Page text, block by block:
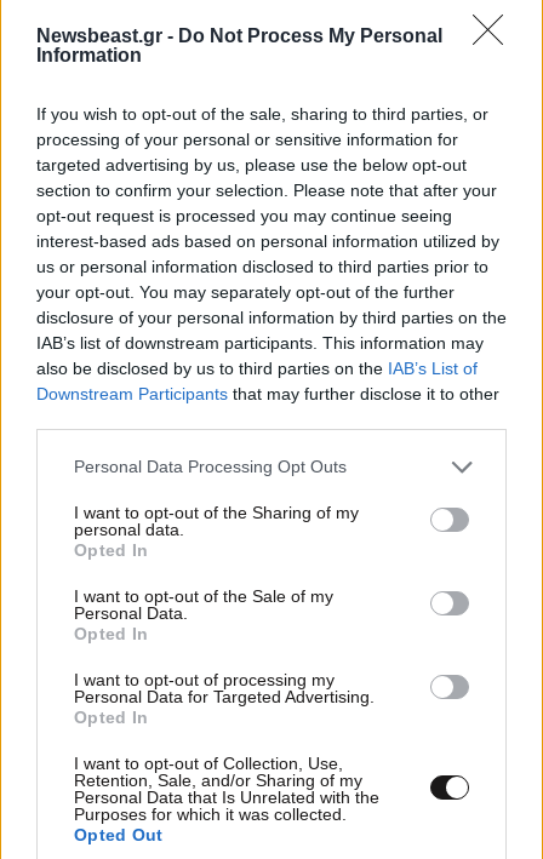
Newsbeast.gr - Do Not Process My Personal
Information
If you wish to opt-out of the sale, sharing to third parties, or
processing of your personal or sensitive information for
targeted advertising by us, please use the below opt-out
section to confirm your selection. Please note that after your
opt-out request is processed you may continue seeing
interest-based ads based on personal information utilized by
us or personal information disclosed to third parties prior to
your opt-out. You may separately opt-out of the further
disclosure of your personal information by third parties on the
IAB’s list of downstream participants. This information may
also be disclosed by us to third parties on the IAB’s List of
Downstream Participants that may further disclose it to other
Please note that this website/app uses one or more Google
not limited to your visit or usage behaviour. You may click to
grant or deny consent to Google and its third-party tags to
use your data for below specified purposes in below Google
consent section.
Personal Data Processing Opt Outs
I want to opt-out of the Sharing of my
personal data.
Opted In
I want to opt-out of the Sale of my
Personal Data.
Opted In
I want to opt-out of processing my
Personal Data for Targeted Advertising.
Opted In
I want to opt-out of Collection, Use,
Retention, Sale, and/or Sharing of my
Personal Data that Is Unrelated with the
Purposes for which it was collected.
Opted Out
Κωνσταντίνος Αργυρός και Αλεξάνδρα Νίκα: Οι
πάνω στο γιοτ
Εριέττα Κούρκουλου – Τα 33α γενέθλια και τα
ευτυχίας δεδομένη»